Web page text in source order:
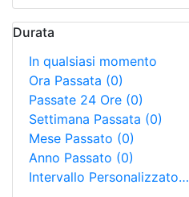
Durata
In qualsiasi momento
Ora Passata (0)
Passate 24 Ore (0)
Settimana Passata (0)
Mese Passato (0)
Anno Passato (0)
Intervallo Personalizzato…